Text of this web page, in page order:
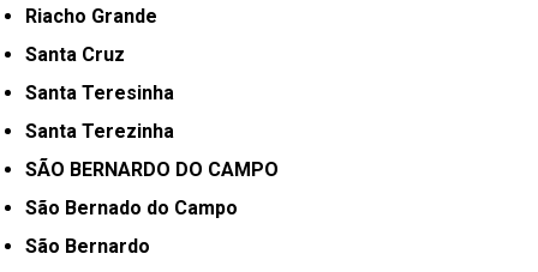
Riacho Grande
Santa Cruz
Santa Teresinha
Santa Terezinha
SÃO BERNARDO DO CAMPO
São Bernado do Campo
São Bernardo